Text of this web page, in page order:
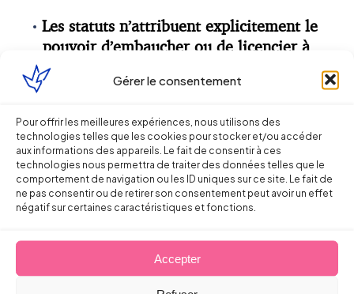
Gérer le consentement
Pour offrir les meilleures expériences, nous utilisons des
technologies telles que les cookies pour stocker et/ou accéder
aux informations des appareils. Le fait de consentir à ces
technologies nous permettra de traiter des données telles que le
comportement de navigation ou les ID uniques sur ce site. Le fait de
ne pas consentir ou de retirer son consentement peut avoir un effet
négatif sur certaines caractéristiques et fonctions.
Accepter
Les statuts n’attribuent explicitement le
pouvoir d’embaucher ou de licencier à
aucun organe
ayant le pouvoir de procéder à l’embauche
et au licenciement d’un salarié, c’est, en
principe, le président de l’association qui
dispose de ce pouvoir dans la mesure où il
est le représentant légal de l’association
vie civile (Soc. 10 juill. 2013, n° 12-